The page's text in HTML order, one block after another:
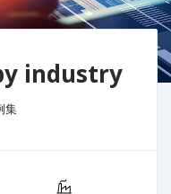
industry
集